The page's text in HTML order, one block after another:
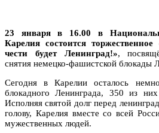
23 января в 16.00
в
Карелия состоится
чести будет Ленинград!»,
снятия немецко-фашистской блокады
Сегодня в Карелии осталось
блокадного Ленинграда, 350 из
Исполняя святой долг перед
голову, Карелия вместе со всей
мужественных людей.